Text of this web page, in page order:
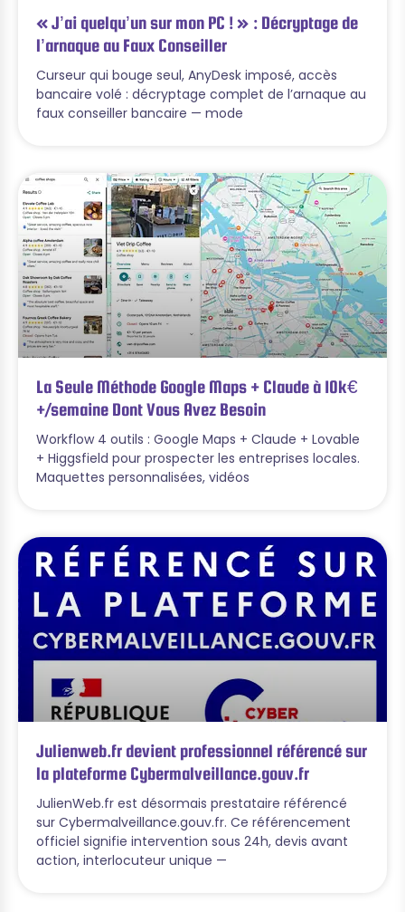
« J’ai quelqu’un sur mon PC ! » : Décryptage de
l’arnaque au Faux Conseiller
Curseur qui bouge seul, AnyDesk imposé, accès
bancaire volé : décryptage complet de l’arnaque au
faux conseiller bancaire — mode
La Seule Méthode Google Maps + Claude à 10k€
+/semaine Dont Vous Avez Besoin
Workflow 4 outils : Google Maps + Claude + Lovable
+ Higgsfield pour prospecter les entreprises locales.
Maquettes personnalisées, vidéos
Julienweb.fr devient professionnel référencé sur
la plateforme Cybermalveillance.gouv.fr
JulienWeb.fr est désormais prestataire référencé
sur Cybermalveillance.gouv.fr. Ce référencement
officiel signifie intervention sous 24h, devis avant
action, interlocuteur unique —